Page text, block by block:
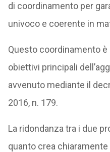
di coordinamento per
univoco e coerente in
Questo coordinamento
obiettivi principali
avvenuto mediante il
2016, n. 179.
La ridondanza tra i due
quanto crea